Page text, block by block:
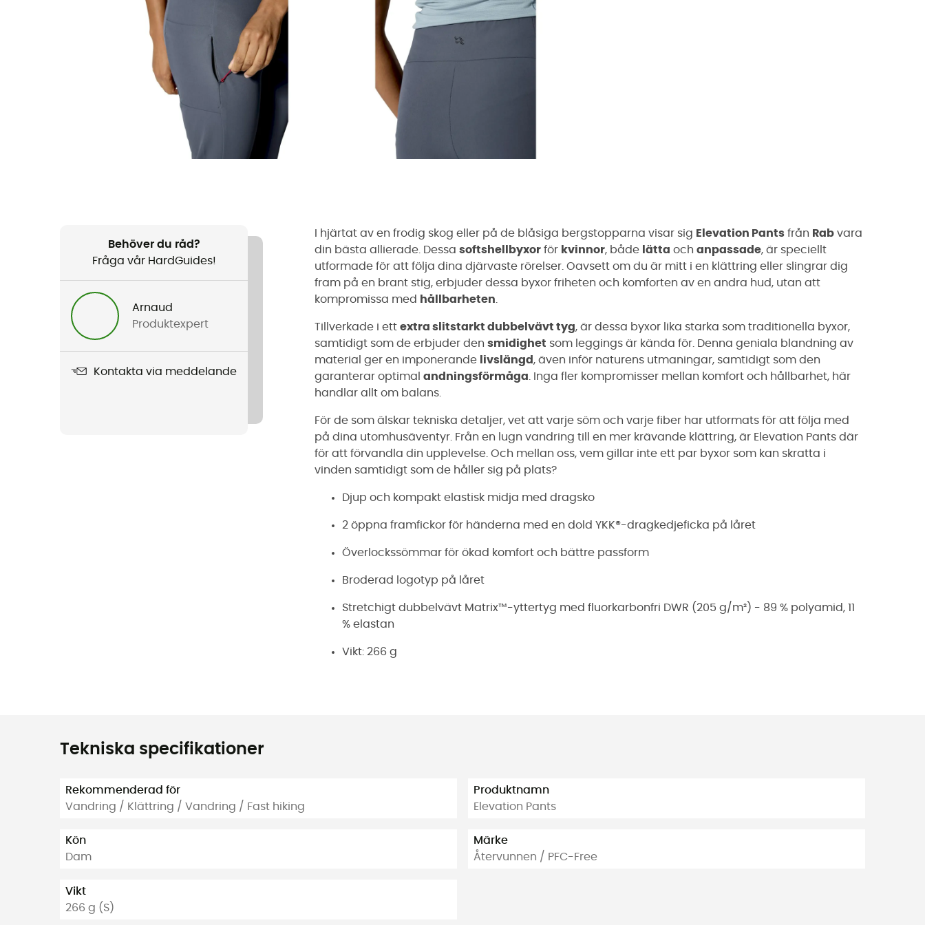
Behöver du råd?
Fråga vår HardGuides!
Arnaud
Produktexpert
Kontakta via meddelande
I hjärtat av en frodig skog eller på de blåsiga bergstopparna visar sig Elevation Pants från Rab vara
din bästa allierade. Dessa softshellbyxor för kvinnor, både lätta och anpassade, är speciellt
utformade för att följa dina djärvaste rörelser. Oavsett om du är mitt i en klättring eller slingrar dig
fram på en brant stig, erbjuder dessa byxor friheten och komforten av en andra hud, utan att
kompromissa med
hållbarheten
Tillverkade i ett extra slitstarkt dubbelvävt tyg, är dessa byxor lika starka som traditionella byxor,
samtidigt som de erbjuder den smidighet som leggings är kända för. Denna geniala blandning av
material ger en imponerande
livslängd , även inför naturens utmaningar, samtidigt som den
garanterar optimal andningsförmåga . Inga fler kompromisser mellan komfort och hållbarhet, här
handlar allt om balans.
För de som älskar tekniska detaljer, vet att varje söm och varje fiber har utformats för att följa med
på dina utomhusäventyr. Från en lugn vandring till en mer krävande klättring, är Elevation Pants där
för att förvandla din upplevelse. Och mellan oss, vem gillar inte ett par byxor som kan skratta i
vinden samtidigt som de håller sig på plats?
Djup och kompakt elastisk midja med dragsko
2 öppna framfickor för händerna med en dold YKK®-dragkedjeficka på låret
Överlockssömmar för ökad komfort och bättre passform
Broderad logotyp på låret
Stretchigt dubbelvävt Matrix™-yttertyg med fluorkarbonfri DWR (205 g/m²) - 89 % polyamid, 11
% elastan
Vikt: 266 g
Tekniska specifikationer
Rekommenderad för
Vandring / Klättring / Vandring / Fast hiking
Kön
Dam
Vikt
266 g (S)
Produktnamn
Elevation Pants
Märke
Återvunnen / PFC-Free